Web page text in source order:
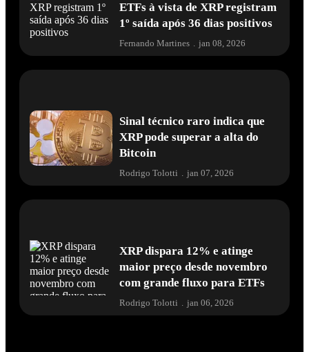
ETFs à vista de XRP registram
1º saída após 36 dias positivos
Fernando Martines . jan 08, 2026
Sinal técnico raro indica que
XRP pode superar a alta do
Bitcoin
Rodrigo Tolotti . jan 07, 2026
XRP dispara 12% e atinge
maior preço desde novembro
com grande fluxo para ETFs
Rodrigo Tolotti jan 06, 2026